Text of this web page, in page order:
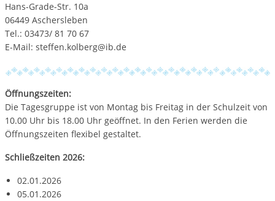
Hans-Grade-Str. 10a
06449 Aschersleben
Tel.: 03473/ 81 70 67
E-Mail: steffen.kolberg@ib.de
Öffnungszeiten:
Die Tagesgruppe ist von Montag bis Freitag in der Schulzeit von
10.00 Uhr bis 18.00 Uhr geöffnet. In den Ferien werden die
Öffnungszeiten flexibel gestaltet.
Schließzeiten 2026:
02.01.2026
05.01.2026